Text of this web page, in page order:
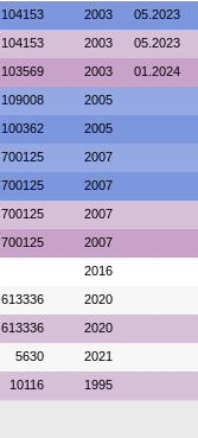
104153 2003 05.2023
104153 2003 05.2023
103569 2003 01.2024
109008 2005
100362 2005
700125 2007
700125 2007
700125 2007
700125 2007
2016
613336 2020
613336 2020
5630 2021
10116 1995